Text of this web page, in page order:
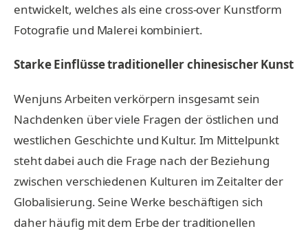
entwickelt, welches als eine cross-over Kunstform
Fotografie und Malerei kombiniert.
Starke Einflüsse traditioneller chinesischer Kunst
Wenjuns Arbeiten verkörpern insgesamt sein
Nachdenken über viele Fragen der östlichen und
westlichen Geschichte und Kultur. Im Mittelpunkt
steht dabei auch die Frage nach der Beziehung
zwischen verschiedenen Kulturen im Zeitalter der
Globalisierung. Seine Werke beschäftigen sich
daher häufig mit dem Erbe der traditionellen